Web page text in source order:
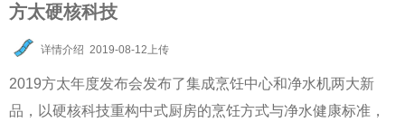
方太硬核科技
详情介绍 2019-08-12上传
2019方太年度发布会发布了集成烹饪中心和净水机两大新
品，以硬核科技重构中式厨房的烹饪方式与净水健康标准，